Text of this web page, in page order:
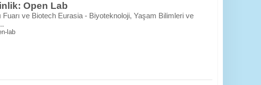
Open Lab
Fuarı ve Biotech Eurasia - Biyoteknoloji, Yaşam Bilimleri ve
lab